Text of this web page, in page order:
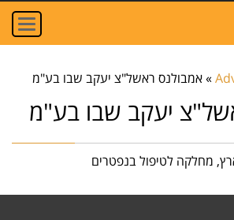
»אמבולנס ראשל"צ יעקב שבו בע"מ
יעקב שבו בע"מ
מחלקה לטיפול בנפטרים